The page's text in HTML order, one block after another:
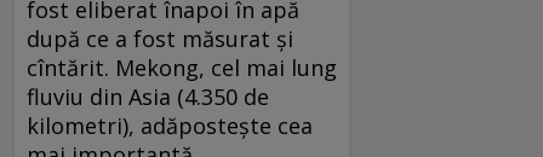
fost eliberat înapoi în apă
după ce a fost măsurat şi
cîntărit. Mekong, cel mai lung
fluviu din Asia (4.350 de
kilometri), adăposteşte cea